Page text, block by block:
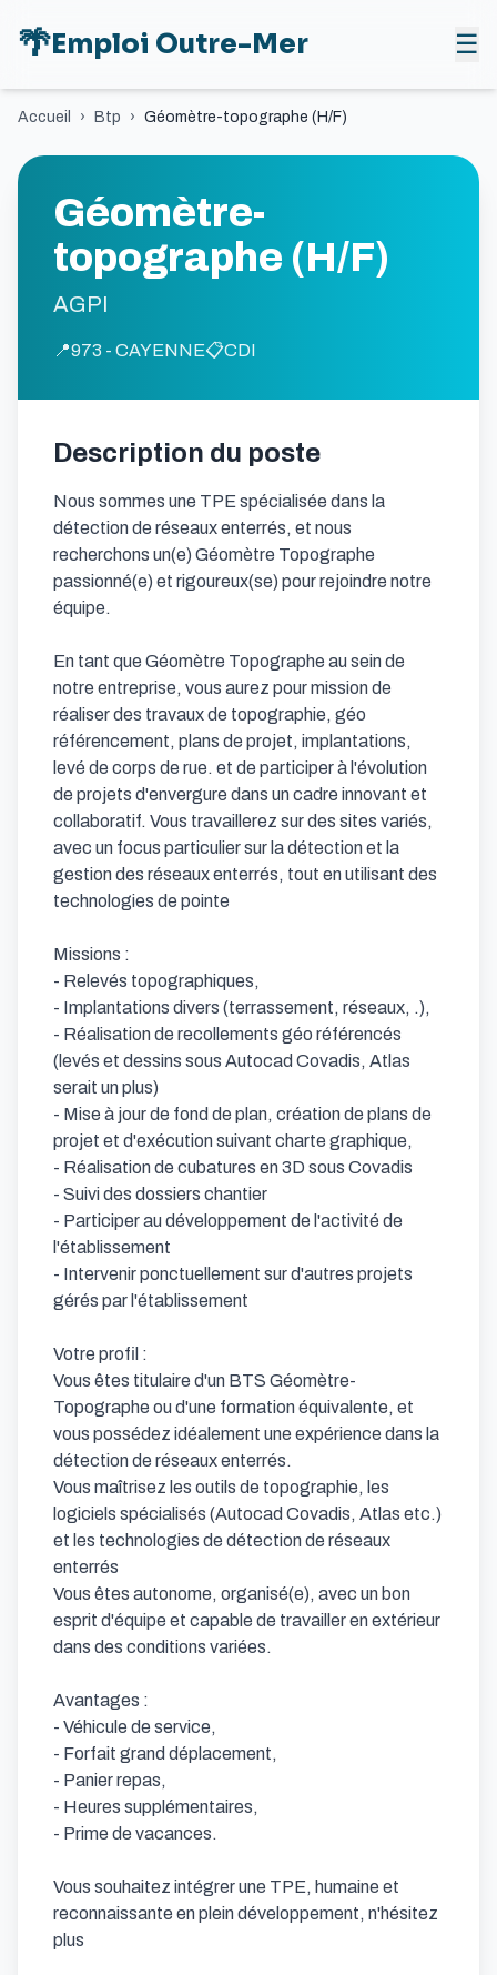
🌴Emploi Outre-Mer ☰
Accueil › Btp › Géomètre-topographe (H/F)
Géomètre-
topographe (H/F)
AGPI
📍973 - CAYENNE📋CDI
Description du poste
Nous sommes une TPE spécialisée dans la
détection de réseaux enterrés, et nous
recherchons un(e) Géomètre Topographe
passionné(e) et rigoureux(se) pour rejoindre notre
équipe.
En tant que Géomètre Topographe au sein de
notre entreprise, vous aurez pour mission de
réaliser des travaux de topographie, géo
référencement, plans de projet, implantations,
levé de corps de rue. et de participer à l'évolution
de projets d'envergure dans un cadre innovant et
collaboratif. Vous travaillerez sur des sites variés,
avec un focus particulier sur la détection et la
gestion des réseaux enterrés, tout en utilisant des
technologies de pointe
Missions :
- Relevés topographiques,
- Implantations divers (terrassement, réseaux, .),
- Réalisation de recollements géo référencés
(levés et dessins sous Autocad Covadis, Atlas
serait un plus)
- Mise à jour de fond de plan, création de plans de
projet et d'exécution suivant charte graphique,
- Réalisation de cubatures en 3D sous Covadis
- Suivi des dossiers chantier
- Participer au développement de l'activité de
l'établissement
- Intervenir ponctuellement sur d'autres projets
gérés par l'établissement
Votre profil :
Vous êtes titulaire d'un BTS Géomètre-
Topographe ou d'une formation équivalente, et
vous possédez idéalement une expérience dans la
détection de réseaux enterrés.
Vous maîtrisez les outils de topographie, les
logiciels spécialisés (Autocad Covadis, Atlas etc.)
et les technologies de détection de réseaux
enterrés
Vous êtes autonome, organisé(e), avec un bon
esprit d'équipe et capable de travailler en extérieur
dans des conditions variées.
Avantages :
- Véhicule de service,
- Forfait grand déplacement,
- Panier repas,
- Heures supplémentaires,
- Prime de vacances.
Vous souhaitez intégrer une TPE, humaine et
reconnaissante en plein développement, n'hésitez
plus